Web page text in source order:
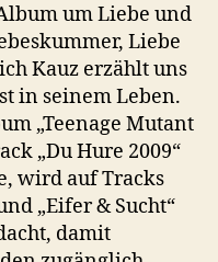
um Liebe und
Liebe
Kauz erzählt uns
in seinem Leben.
„Teenage Mutant
„Du Hure 2009“
wird auf Tracks
„Eifer & Sucht“
damit